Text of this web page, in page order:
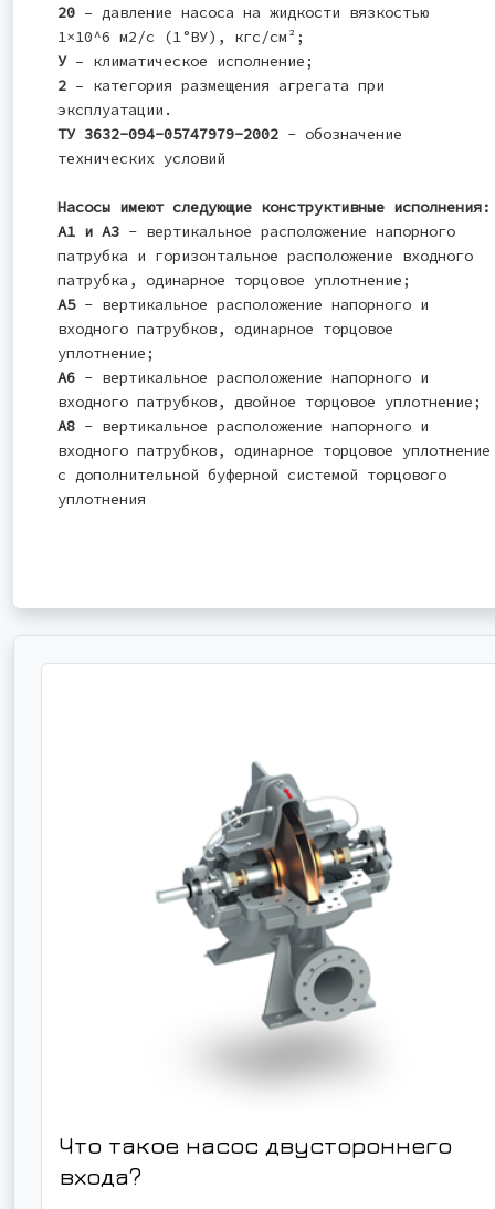
20 – давление насоса на жидкости вязкостью
1×10^6 м2/с (1°ВУ), кгс/см²;
У– климатическое исполнение;
2 – категория размещения агрегата при
эксплуатации.
ТУ 3632-094-05747979-2002 - обозначение
технических условий
Насосы имеют следующие конструктивные исполнения:
А1 и А3 - вертикальное расположение напорного
патрубка и горизонтальное расположение входного
патрубка, одинарное торцовое уплотнение;
А5- вертикальное расположение напорного и
входного патрубков, одинарное торцовое
уплотнение;
А6 - вертикальное расположение напорного и
входного патрубков, двойное торцовое уплотнение;
А8 - вертикальное расположение напорного и
входного патрубков, одинарное торцовое уплотнение
с дополнительной буферной системой торцового
уплотнения
Что такое насос двустороннего
входа?